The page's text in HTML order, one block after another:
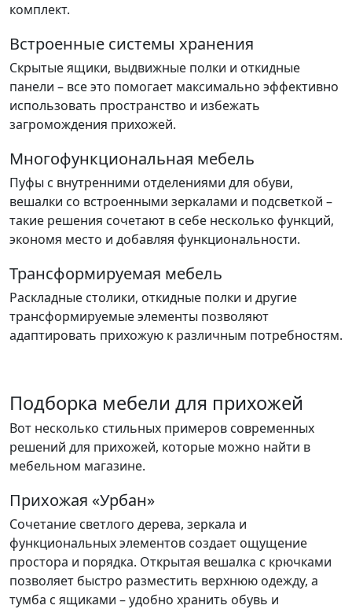
комплект.
Встроенные системы хранения
Скрытые ящики, выдвижные полки и откидные
панели – все это помогает максимально эффективно
использовать пространство и избежать
загромождения прихожей.
Многофункциональная мебель
Пуфы с внутренними отделениями для обуви,
вешалки со встроенными зеркалами и подсветкой –
такие решения сочетают в себе несколько функций,
экономя место и добавляя функциональности.
Трансформируемая мебель
Раскладные столики, откидные полки и другие
трансформируемые элементы позволяют
адаптировать прихожую к различным потребностям.
Подборка мебели для прихожей
Вот несколько стильных примеров современных
решений для прихожей, которые можно найти в
мебельном магазине.
Прихожая «Урбан»
Сочетание светлого дерева, зеркала и
функциональных элементов создает ощущение
простора и порядка. Открытая вешалка с крючками
позволяет быстро разместить верхнюю одежду, а
тумба с ящиками – удобно хранить обувь и